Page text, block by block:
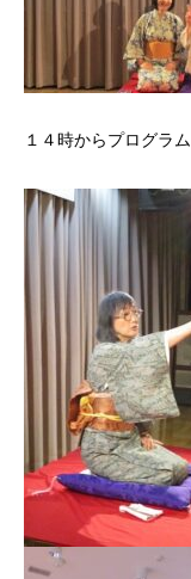
１４時からプログラ